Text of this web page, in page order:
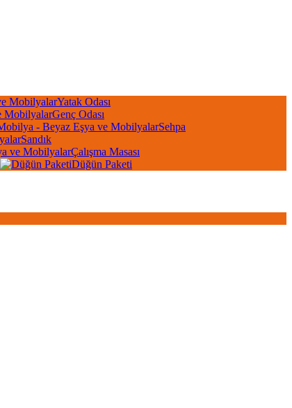
Yatak Odası
Genç Odası
Sehpa
Sandık
Çalışma Masası
Düğün Paketi